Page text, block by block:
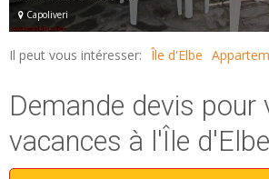
Capoliveri
Il peut vous intéresser: Île d'Elbe
Demande devis pour
vacances à l'Île d'Elbe